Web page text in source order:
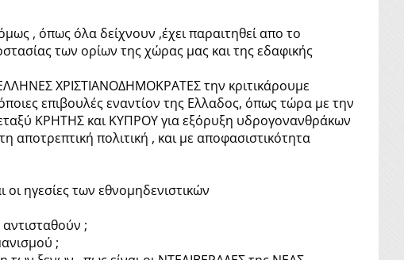
, όπως όλα δείχνουν ,έχει παραιτηθεί απο το
των ορίων της χώρας μας και της εδαφικής
ΧΡΙΣΤΙΑΝΟΔΗΜΟΚΡΑΤΕΣ την κριτικάρουμε
επιβουλές εναντίον της Ελλαδος, όπως τώρα με την
ΚΡΗΤΗΣ και ΚΥΠΡΟΥ για εξόρυξη υδρογονανθράκων
πολιτική , και με αποφασιστικότητα
ηγεσίες των εθνομηδενιστικών
;
;